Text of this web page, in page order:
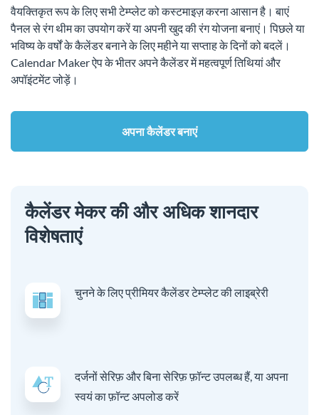
वैयक्तिकृत रूप के लिए सभी टेम्प्लेट को कस्टमाइज़ करना आसान है। बाएं
पैनल से रंग थीम का उपयोग करें या अपनी खुद की रंग योजना बनाएं। पिछले या
भविष्य के वर्षों के कैलेंडर बनाने के लिए महीने या सप्ताह के दिनों को बदलें।
Calendar Maker ऐप के भीतर अपने कैलेंडर में महत्वपूर्ण तिथियां और
अपॉइंटमेंट जोड़ें।
अपना कैलेंडर बनाएं
कैलेंडर मेकर की और अधिक शानदार
विशेषताएं
चुनने के लिए प्रीमियर कैलेंडर टेम्प्लेट की लाइब्रेरी
दर्जनों सेरिफ़ और बिना सेरिफ़ फ़ॉन्ट उपलब्ध हैं, या अपना
स्वयं का फ़ॉन्ट अपलोड करें